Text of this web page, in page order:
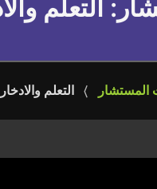
: التعلم
المستشار التعلم